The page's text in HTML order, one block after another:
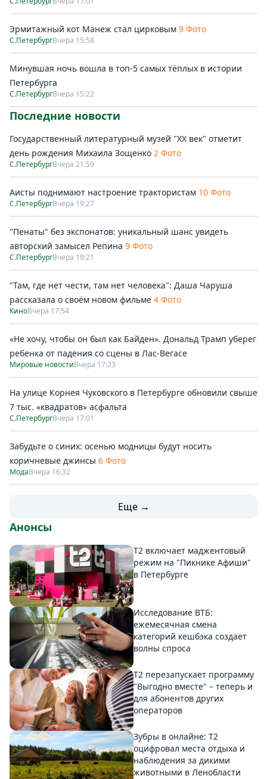
Эрмитажный кот Манеж стал цирковым 9 Фото
С.ПетербургВчера 15:58
Минувшая ночь вошла в топ-5 самых тёплых в истории
Петербурга
С.ПетербургВчера 15:22
Последние новости
Государственный литературный музей "ХХ век" отметит
день рождения Михаила Зощенко 2 Фото
С.ПетербургВчера 21:59
Аисты поднимают настроение трактористам 10 Фото
С.ПетербургВчера 19:27
"Пенаты" без экспонатов: уникальный шанс увидеть
авторский замысел Репина 9 Фото
С.ПетербургВчера 19:21
"Там, где нет чести, там нет человека": Даша Чаруша
рассказала о своём новом фильме 4 Фото
КиноВчера 17:54
«Не хочу, чтобы он был как Байден». Дональд Трамп уберег
ребенка от падения со сцены в Лас-Вегасе
Мировые новостиВчера 17:23
На улице Корнея Чуковского в Петербурге обновили свыше
7 тыс. «квадратов» асфальта
С.ПетербургВчера 17:01
Забудьте о синих: осенью модницы будут носить
коричневые джинсы 6 Фото
МодаВчера 16:32
Еще →
Анонсы
Т2 включает маджентовый
режим на "Пикнике Афиши"
в Петербурге
Исследование ВТБ:
ежемесячная смена
категорий кешбэка создает
волны спроса
Т2 перезапускает программу
"Выгодно вместе" – теперь и
для абонентов других
операторов
Зубры в онлайне: Т2
оцифровал места отдыха и
наблюдения за дикими
животными в Ленобласти